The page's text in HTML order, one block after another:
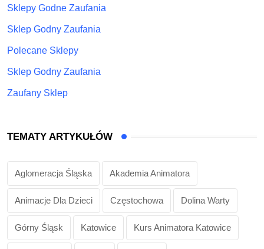
Sklepy Godne Zaufania
Sklep Godny Zaufania
Polecane Sklepy
Sklep Godny Zaufania
Zaufany Sklep
TEMATY ARTYKUŁÓW
Aglomeracja Śląska Akademia Animatora
Animacje Dla Dzieci Częstochowa Dolina Warty
Górny Śląsk Katowice Kurs Animatora Katowice